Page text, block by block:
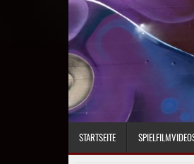
STARTSEITE